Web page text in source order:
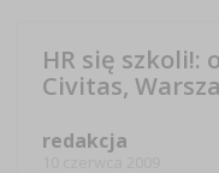
HR się szkoli!:
Civitas,
redakcja